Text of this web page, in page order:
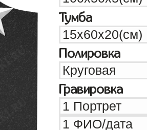
Тумба
Полировка
Гравировка